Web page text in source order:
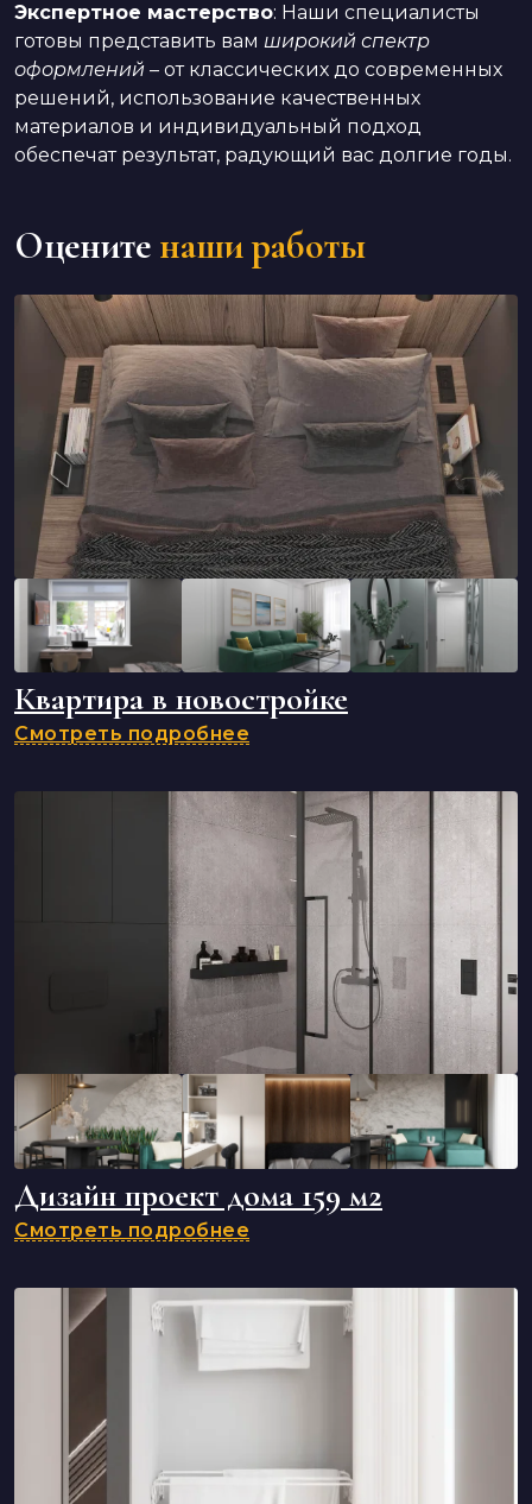
Экспертное мастерство: Наши специалисты
готовы представить вам широкий спектр
оформлений – от классических до современных
решений, использование качественных
материалов и индивидуальный подход
обеспечат результат, радующий вас долгие годы.
Оцените наши работы
Квартира в новостройке
Смотреть подробнее
Дизайн проект дома 159 м2
Смотреть подробнее